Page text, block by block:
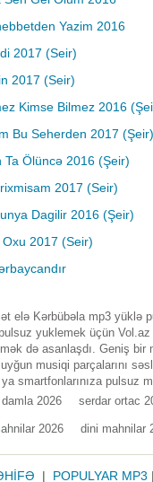
Yazim 2016
2017 (Seir)
2017 (Seir)
Kimse Bilmez 2016
Bu Seherden 2017 (Şeir)
Ta Ölüncə 2016 (Şeir)
2017 (Seir)
Dagilir 2016 (Şeir)
2017 (Seir)
elə Kərbübəla mp3 yüklə
yuklemek üçün
də asanlaşdı. Geniş
musiqi parçalarını
smartfonlarınıza pulsuz
damla 2026 serdar ortac
2026 dini mahnilar
| POPULYAR MP3 |